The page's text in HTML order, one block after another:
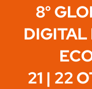
8°
21 | 22